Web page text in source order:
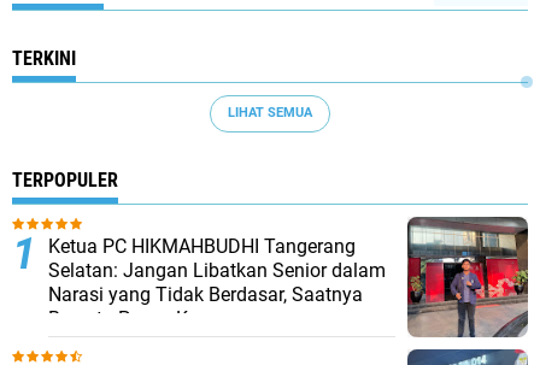
TERKINI
LIHAT SEMUA
TERPOPULER
Ketua PC HIKMAHBUDHI Tangerang
Selatan: Jangan Libatkan Senior dalam
Narasi yang Tidak Berdasar, Saatnya
Bersatu Pasca Kongres